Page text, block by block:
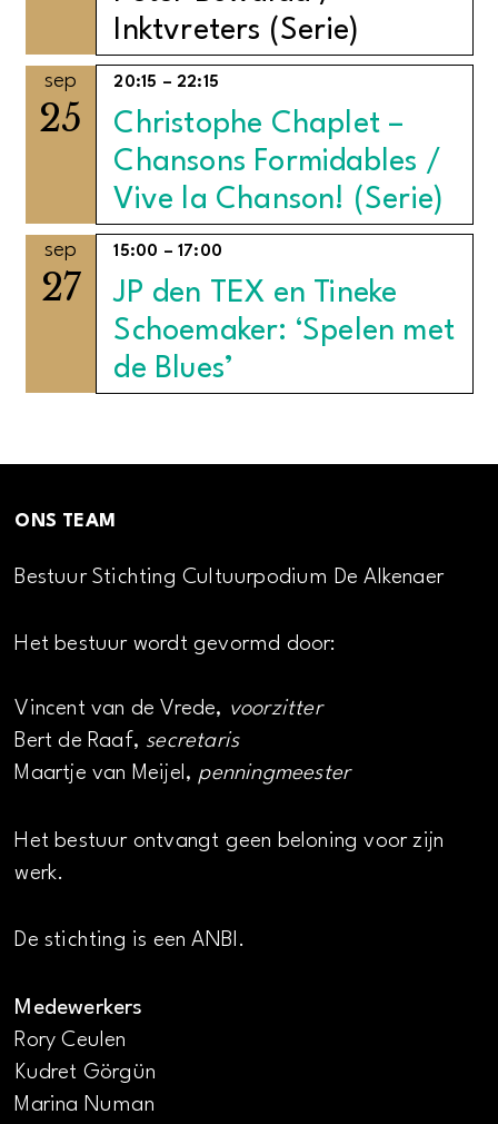
Inktvreters (Serie)
sep
25
20:15 – 22:15
Christophe Chaplet –
Chansons Formidables /
Vive la Chanson! (Serie)
sep
27
15:00 – 17:00
JP den TEX en Tineke
Schoemaker: ‘Spelen met
de Blues’
ONS TEAM
Bestuur Stichting Cultuurpodium De Alkenaer
Het bestuur wordt gevormd door:
Vincent van de Vrede, voorzitter
Bert de Raaf, secretaris
Maartje van Meijel, penningmeester
Het bestuur ontvangt geen beloning voor zijn
werk.
De stichting is een ANBI.
Medewerkers
Rory Ceulen
Kudret Görgün
Marina Numan